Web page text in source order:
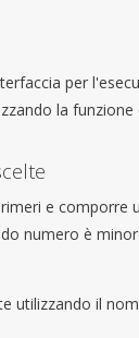
per
la funzione
e comporre
numero è
utilizzando il